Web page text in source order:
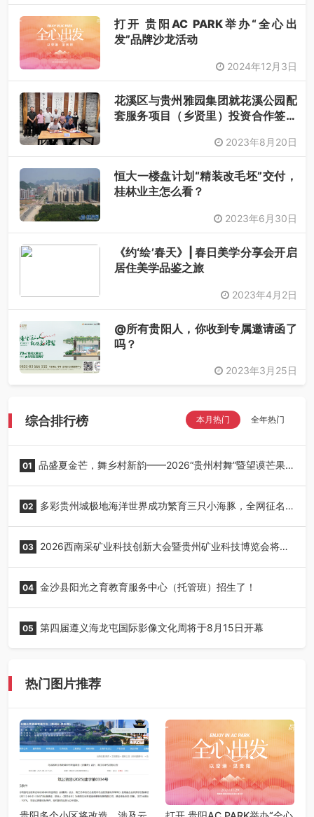
打开 贵阳AC PARK举办“全心出
发”品牌沙龙活动
2024年12月3日
花溪区与贵州雅园集团就花溪公园配
套服务项目（乡贤里）投资合作签约
2023年8月20日
恒大一楼盘计划“精装改毛坯”交付，
桂林业主怎么看？
2023年6月30日
《约‘绘’春天》| 春日美学分享会开启
居住美学品鉴之旅
2023年4月2日
@所有贵阳人，你收到专属邀请函了
吗？
2023年3月25日
综合排行榜 本月热门 全年热门
01 品盛夏金芒，舞乡村新韵——2026“贵州村舞”暨望谟芒果
02 多彩贵州城极地海洋世界成功繁育三只小海豚，全网征名
03 2026西南采矿业科技创新大会暨贵州矿业科技博览会将在
04 金沙县阳光之育教育服务中心（托管班）招生了！
05 第四届遵义海龙屯国际影像文化周将于8月15日开幕
热门图片推荐